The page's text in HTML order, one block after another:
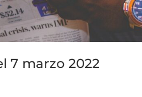
7 marzo 2022